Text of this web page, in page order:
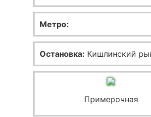
Метро:
Остановка: Кишлинский
Примерочная